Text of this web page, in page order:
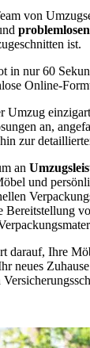
von
ist.
in nur 60
Online-
Umzug
an,
zur
an
und
Bereitstellung
darauf, Ihre
neues